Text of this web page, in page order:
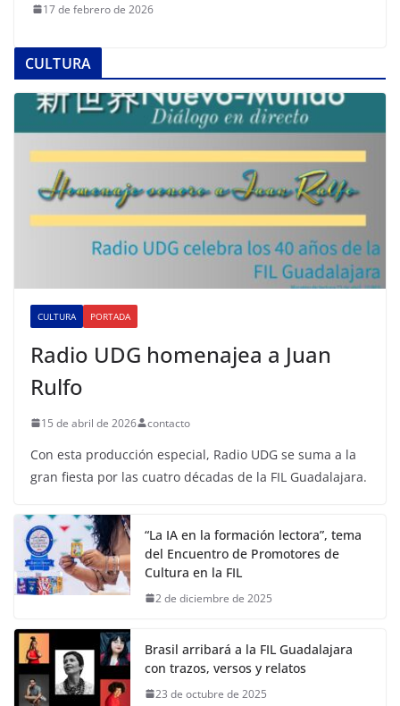
17 de febrero de 2026
CULTURA
CULTURA PORTADA
Radio UDG homenajea a Juan
Rulfo
15 de abril de 2026 contacto
Con esta producción especial, Radio UDG se suma a la
gran fiesta por las cuatro décadas de la FIL Guadalajara.
“La IA en la formación lectora”, tema
del Encuentro de Promotores de
Cultura en la FIL
2 de diciembre de 2025
Brasil arribará a la FIL Guadalajara
con trazos, versos y relatos
23 de octubre de 2025